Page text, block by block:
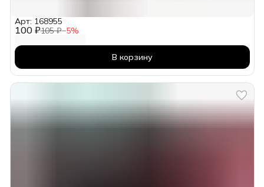
100 ₽105 ₽−5%
Арт: 168955
В корзину